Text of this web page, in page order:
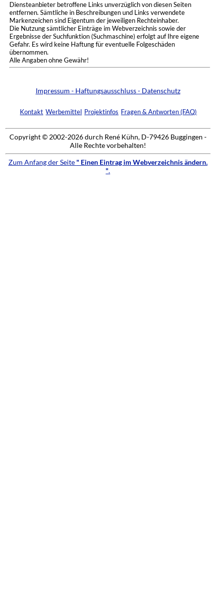
Diensteanbieter betroffene Links unverzüglich von diesen Seiten
entfernen. Sämtliche in Beschreibungen und Links verwendete
Markenzeichen sind Eigentum der jeweiligen Rechteinhaber.
Die Nutzung sämtlicher Einträge im Webverzeichnis sowie der
Ergebnisse der Suchfunktion (Suchmaschine) erfolgt auf Ihre eigene
Gefahr. Es wird keine Haftung für eventuelle Folgeschäden
übernommen.
Alle Angaben ohne Gewähr!
Impressum - Haftungsausschluss - Datenschutz
Kontakt Werbemittel Projektinfos Fragen & Antworten (FAQ)
Copyright © 2002-2026 durch René Kühn, D-79426 Buggingen -
Alle Rechte vorbehalten!
Zum Anfang der Seite " Einen Eintrag im Webverzeichnis ändern.
".